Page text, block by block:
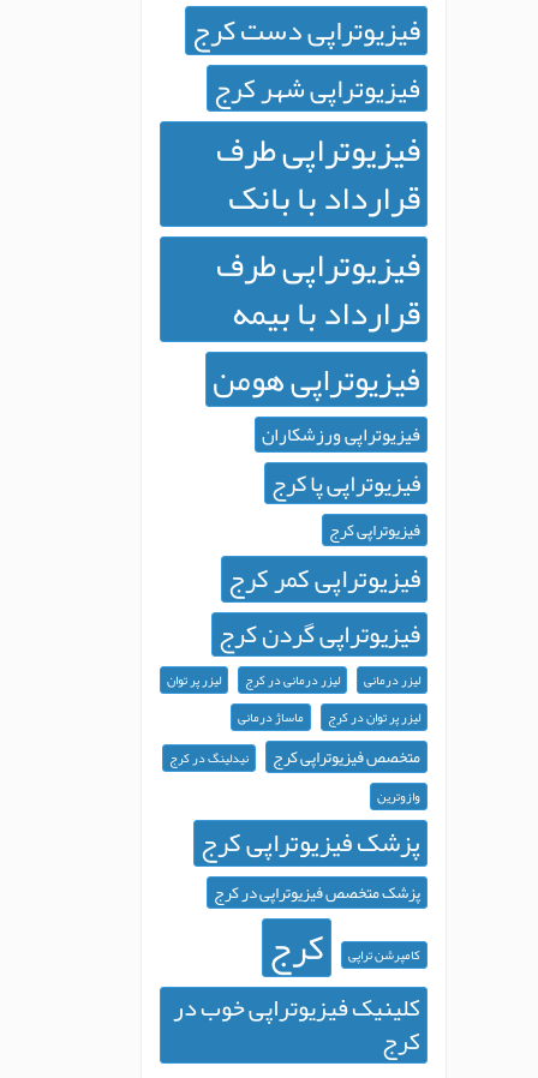
فیزیوتراپی دست کرج
فیزیوتراپی شهر کرج
فیزیوتراپی طرف
قرارداد با بانک
فیزیوتراپی طرف
قرارداد با بیمه
فیزیوتراپی هومن
فیزیوتراپی ورزشکاران
فیزیوتراپی پا کرج
فیزیوتراپی کرج
فیزیوتراپی کمر کرج
فیزیوتراپی گردن کرج
لیزر درمانی لیزر درمانی در کرج
لیزر پر توان
لیزر پر توان در کرج
ماساژ درمانی
متخصص فیزیوتراپی کرج
نیدلینگ در کرج
وازوترین
پزشک فیزیوتراپی کرج
پزشک متخصص فیزیوتراپی در کرج
کامپرشن تراپی کرج
کلینیک فیزیوتراپی خوب در
کرج